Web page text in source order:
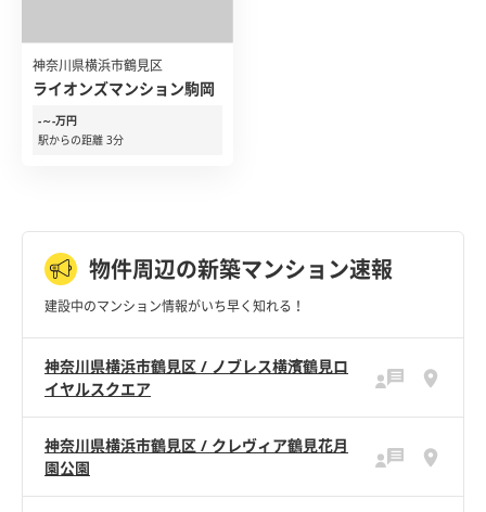
神奈川県横浜市鶴見区
ライオンズマンション駒岡
-～-万円
駅からの距離 3分
物件周辺の新築マンション速報
建設中のマンション情報がいち早く知れる！
神奈川県横浜市鶴見区 / ノブレス横濱鶴見ロ
イヤルスクエア
神奈川県横浜市鶴見区 / クレヴィア鶴見花月
園公園